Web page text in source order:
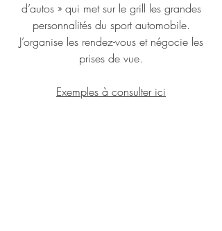
d’autos » qui met sur le grill les grandes
personnalités du sport automobile.
J’organise les rendez-vous et négocie les
prises de vue.
Exemples à consulter ici